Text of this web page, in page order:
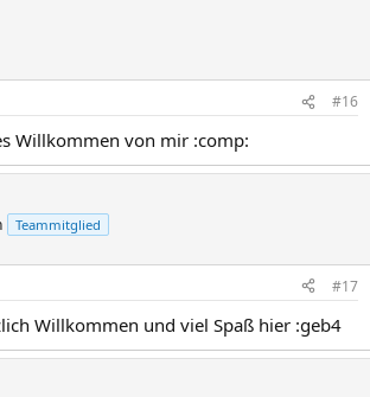
#16
Willkommen von mir :comp:
Teammitglied
#17
Willkommen und viel Spaß hier :geb4